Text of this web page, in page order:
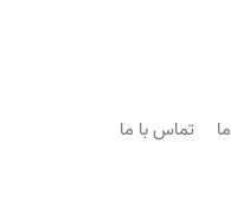
تماس با ما